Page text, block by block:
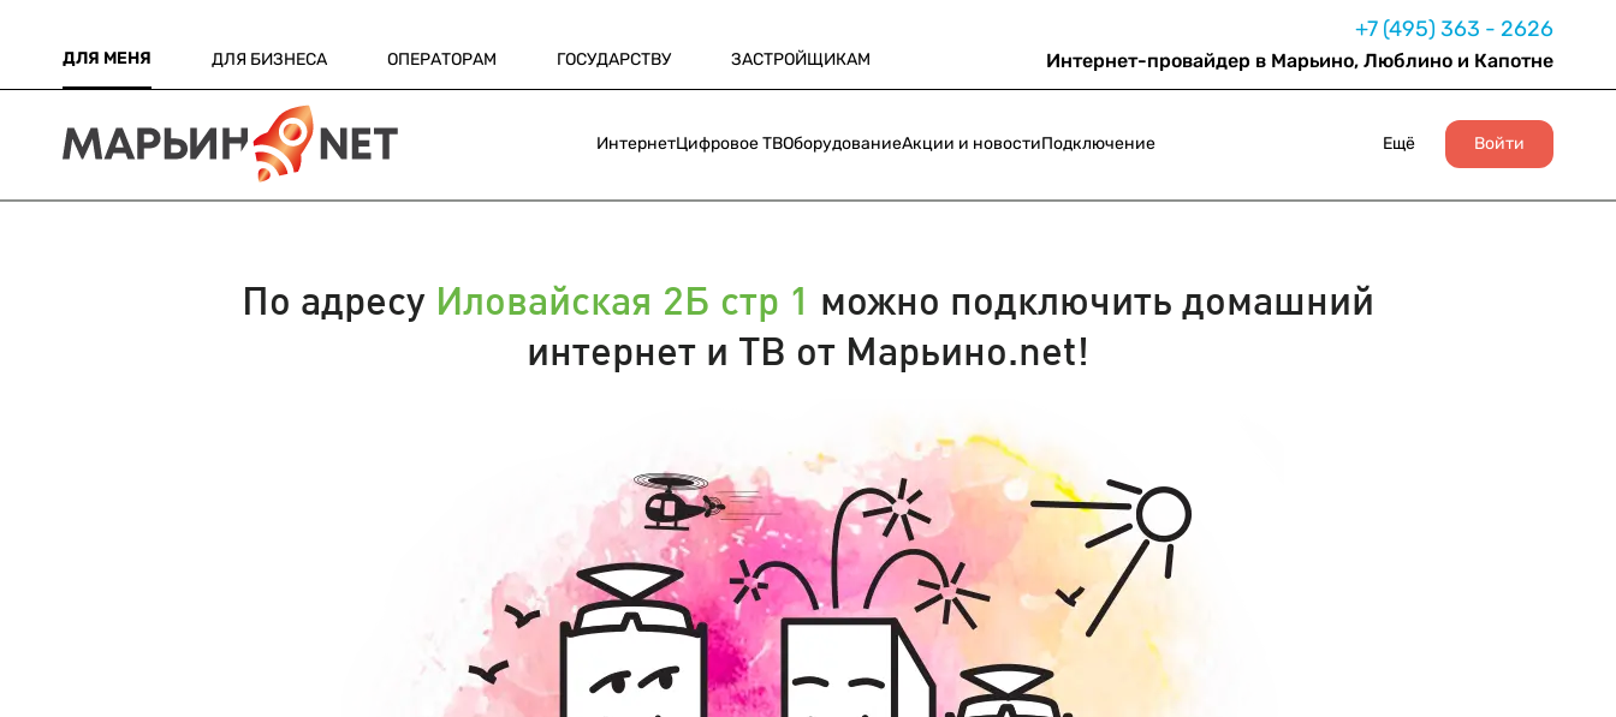
ДЛЯ МЕНЯ ДЛЯ БИЗНЕСА ОПЕРАТОРАМ ГОСУДАРСТВУ ЗАСТРОЙЩИКАМ
+7 (495) 363 - 2626
Интернет-провайдер в Марьино, Люблино и Капотне
ИнтернетЦифровое ТВОборудованиеАкции и новостиПодключение Ещё Войти
По адресу Иловайская 2Б стр 1 можно подключить домашний
интернет и ТВ от Марьино.net!